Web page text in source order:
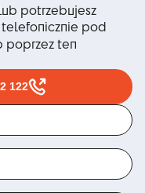
potrzebujesz
telefonicznie pod
poprzez ten
122